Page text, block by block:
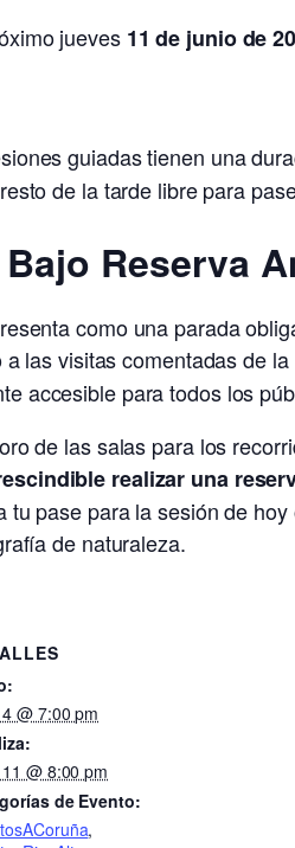
jueves 11 de junio de
guiadas tienen una
de la tarde libre para
Reserva
como una parada
las visitas comentadas de
accesible para todos los
de las salas para los
realizar una
pase para la sesión de
de naturaleza.
@ 7:00 pm
@ 8:00 pm
de Evento:
,